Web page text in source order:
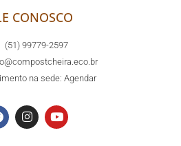
CONOSCO
(51) 99779-2597
na sede: Agendar